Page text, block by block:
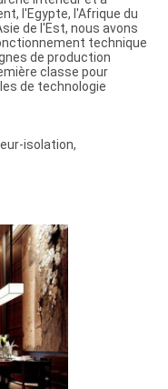
l'Egypte, l'Afrique du
de l'Est, nous avons
technique
de production
classe pour
de technologie
isolation,